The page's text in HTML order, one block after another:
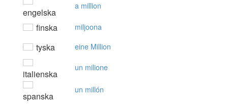
engelska
a million
finska miljoona
tyska eine Million
italienska
un milione
spanska
un millón